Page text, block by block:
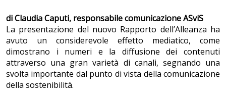
di Claudia Caputi, responsabile comunicazione ASviS
La presentazione del nuovo Rapporto dell’Alleanza ha
avuto un considerevole effetto mediatico, come
dimostrano i numeri e la diffusione dei contenuti
attraverso una gran varietà di canali, segnando una
svolta importante dal punto di vista della comunicazione
della sostenibilità.